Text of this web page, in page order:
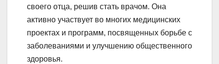
своего отца, решив стать врачом. Она
активно участвует во многих медицинских
проектах и программ, посвященных борьбе с
заболеваниями и улучшению общественного
здоровья.